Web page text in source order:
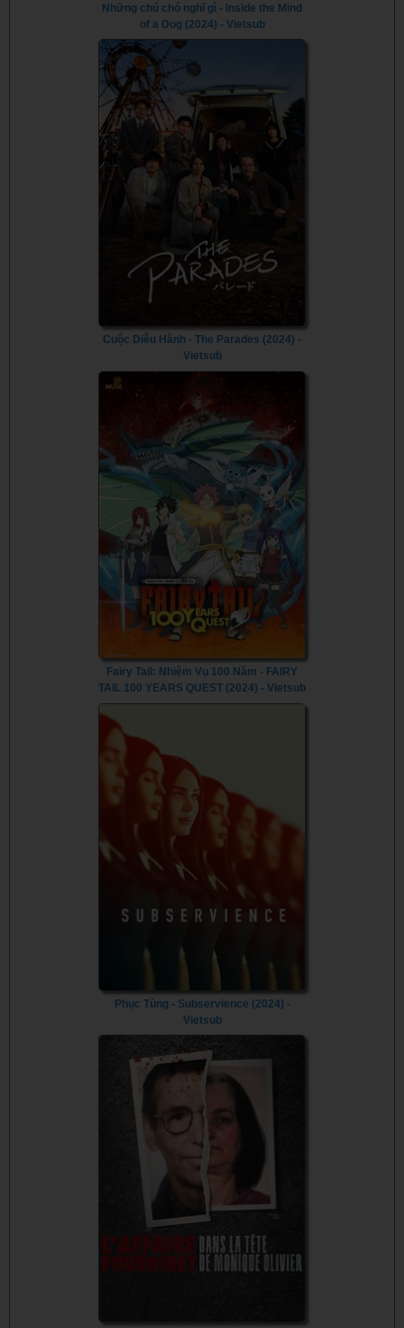
Những chú chó nghĩ gì - Inside the Mind
of a Dog (2024) - Vietsub
Cuộc Diễu Hành - The Parades (2024) -
Vietsub
Fairy Tail: Nhiệm Vụ 100 Năm - FAIRY
TAIL 100 YEARS QUEST (2024) - Vietsub
Phục Tùng - Subservience (2024) -
Vietsub